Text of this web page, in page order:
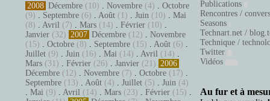
2008 Décembre (10) . Novembre (4) . Octobre
(9) . Septembre (6) . Août (1) . Juin (10) . Mai
(8) . Avril (7) . Mars (14) . Février (10) .
Janvier (32) 2007 Décembre (12) . Novembre
(15) . Octobre (8) . Septembre (15) . Août (6) .
Juillet (9) . Juin (16) . Mai (14) . Avril (14) .
Mars (31) . Février (26) . Janvier (21) 2006
Décembre (12) . Novembre (7) . Octobre (17) .
Septembre (13) . Août (4) . Juillet (5) . Juin (4)
. Mai (9) . Avril (14) . Mars (23) . Février (15) .
Publications
Rencontres /
Seasons
Technart.net /
Technique /
Twitter
Vidéos
Au fur et à